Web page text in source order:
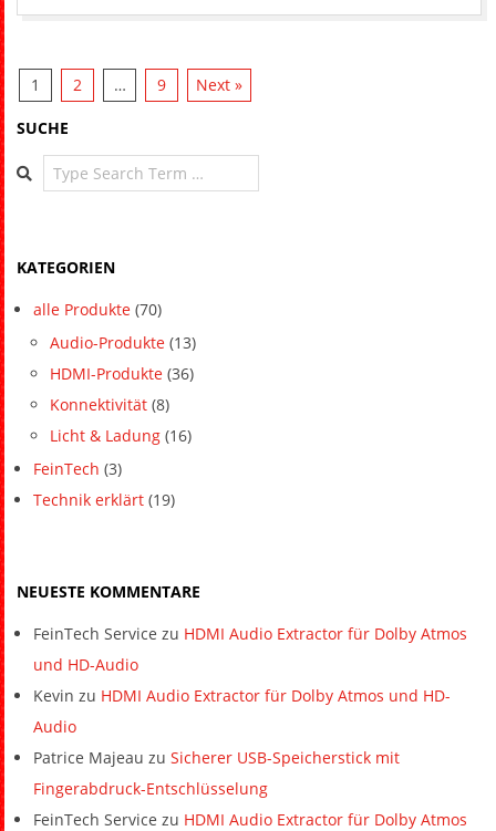
1 2 … 9 Next »
SUCHE
Search
KATEGORIEN
alle Produkte (70)
Audio-Produkte (13)
HDMI-Produkte (36)
Konnektivität (8)
Licht & Ladung (16)
FeinTech (3)
Technik erklärt (19)
NEUESTE KOMMENTARE
FeinTech Service zu HDMI Audio Extractor für Dolby Atmos
und HD-Audio
Kevin zu HDMI Audio Extractor für Dolby Atmos und HD-
Audio
Patrice Majeau zu Sicherer USB-Speicherstick mit
Fingerabdruck-Entschlüsselung
FeinTech Service zu HDMI Audio Extractor für Dolby Atmos